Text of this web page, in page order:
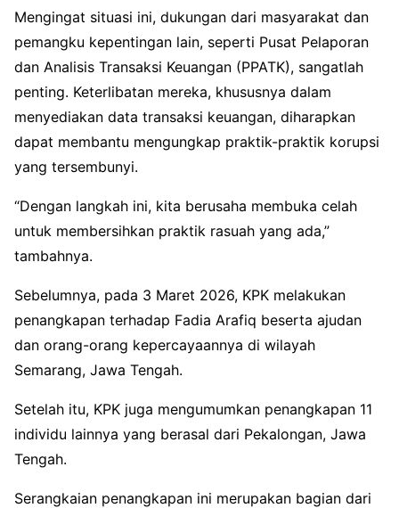
Mengingat situasi ini, dukungan dari masyarakat dan
pemangku kepentingan lain, seperti Pusat Pelaporan
dan Analisis Transaksi Keuangan (PPATK), sangatlah
penting. Keterlibatan mereka, khususnya dalam
menyediakan data transaksi keuangan, diharapkan
dapat membantu mengungkap praktik-praktik korupsi
yang tersembunyi.
“Dengan langkah ini, kita berusaha membuka celah
untuk membersihkan praktik rasuah yang ada,”
tambahnya.
Sebelumnya, pada 3 Maret 2026, KPK melakukan
penangkapan terhadap Fadia Arafiq beserta ajudan
dan orang-orang kepercayaannya di wilayah
Semarang, Jawa Tengah.
Setelah itu, KPK juga mengumumkan penangkapan 11
individu lainnya yang berasal dari Pekalongan, Jawa
Tengah.
Serangkaian penangkapan ini merupakan bagian dari